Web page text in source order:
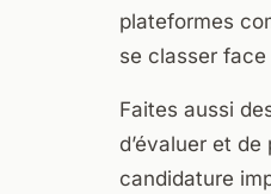
plateformes
se classer
Faites aussi
d’évaluer et
candidature